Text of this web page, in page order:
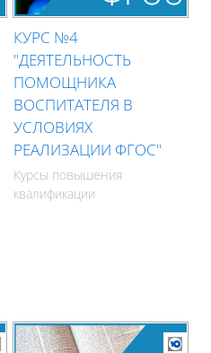
КУРС №4
"ДЕЯТЕЛЬНОСТЬ
ПОМОЩНИКА
ВОСПИТАТЕЛЯ В
УСЛОВИЯХ
РЕАЛИЗАЦИИ ФГОС"
Курсы повышения
квалификации